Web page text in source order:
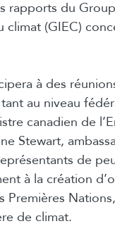
rapports du
(GIEC)
à des
au niveau
canadien de
Stewart,
de
à la création
de climat.